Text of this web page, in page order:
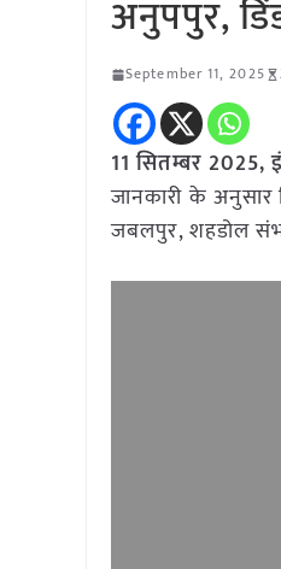
अनुपपुर,
September 11, 2025
11 सितम्बर 2025,
जानकारी के अनुसार
जबलपुर, शहडोल